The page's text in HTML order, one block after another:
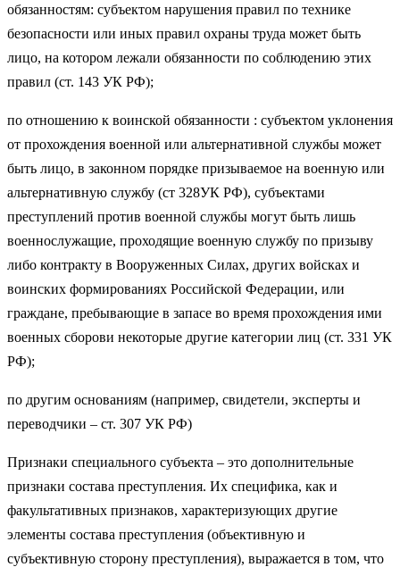
обязанностям: субъектом нарушения правил по технике
безопасности или иных правил охраны труда может быть
лицо, на котором лежали обязанности по соблюдению этих
правил (ст. 143 УК РФ);
по отношению к воинской обязанности : субъектом уклонения
от прохождения военной или альтернативной службы может
быть лицо, в законном порядке призываемое на военную или
альтернативную службу (ст 328УК РФ), субъектами
преступлений против военной службы могут быть лишь
военнослужащие, проходящие военную службу по призыву
либо контракту в Вооруженных Силах, других войсках и
воинских формированиях Российской Федерации, или
граждане, пребывающие в запасе во время прохождения ими
военных сборови некоторые другие категории лиц (ст. 331 УК
РФ);
по другим основаниям (например, свидетели, эксперты и
переводчики – ст. 307 УК РФ)
Признаки специального субъекта – это дополнительные
признаки состава преступления. Их специфика, как и
факультативных признаков, характеризующих другие
элементы состава преступления (объективную и
субъективную сторону преступления), выражается в том, что